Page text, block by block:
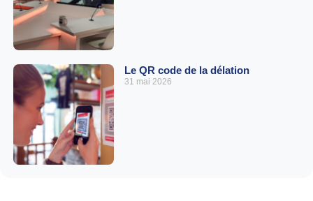
Le QR code de la délation
31 mai 2026